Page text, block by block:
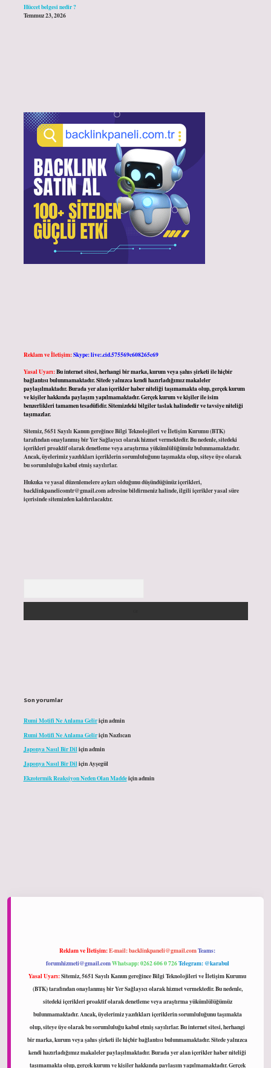
Hüccet belgesi nedir ?
Temmuz 23, 2026
Reklam ve İletişim:Skype: live:.cid.575569c608265c69
Yasal Uyarı:Bu internet sitesi, herhangi bir marka, kurum veya şahıs şirketi ile hiçbir
bağlantısı bulunmamaktadır. Sitede yalnızca kendi hazırladığımız makaleler
paylaşılmaktadır. Burada yer alan içerikler haber niteliği taşımamakta olup, gerçek kurum
ve kişiler hakkında paylaşım yapılmamaktadır. Gerçek kurum ve kişiler ile isim
benzerlikleri tamamen tesadüfidir. Sitemizdeki bilgiler taslak halindedir ve tavsiye niteliği
taşımazlar.
Sitemiz, 5651 Sayılı Kanun gereğince Bilgi Teknolojileri ve İletişim Kurumu (BTK)
tarafından onaylanmış bir Yer Sağlayıcı olarak hizmet vermektedir. Bu nedenle, sitedeki
içerikleri proaktif olarak denetleme veya araştırma yükümlülüğümüz bulunmamaktadır.
Ancak, üyelerimiz yazdıkları içeriklerin sorumluluğunu taşımakta olup, siteye üye olarak
bu sorumluluğu kabul etmiş sayılırlar.
Hukuka ve yasal düzenlemelere aykırı olduğunu düşündüğünüz içerikleri,
backlinkpanelicomtr@gmail.comadresine bildirmeniz halinde, ilgili içerikler yasal süre
içerisinde sitemizden kaldırılacaktır.
Son yorumlar
Rumi Motifi Ne Anlama Geliriçinadmin
Rumi Motifi Ne Anlama GeliriçinNazlıcan
Japonya Nasıl Bir Diliçinadmin
Japonya Nasıl Bir DiliçinAyşegül
Ekzotermik Reaksiyon Neden Olan Maddeiçinadmin
Reklam ve İletişim:E-mail:backlinkpaneli@gmail.comTeams:
forumhizmeti@gmail.comWhatsapp: 0262 606 0 726Telegram: @karabul
Yasal Uyarı:Sitemiz, 5651 Sayılı Kanun gereğince Bilgi Teknolojileri ve İletişim Kurumu
(BTK) tarafından onaylanmış bir Yer Sağlayıcı olarak hizmet vermektedir. Bu nedenle,
sitedeki içerikleri proaktif olarak denetleme veya araştırma yükümlülüğümüz
bulunmamaktadır. Ancak, üyelerimiz yazdıkları içeriklerin sorumluluğunu taşımakta
olup, siteye üye olarak bu sorumluluğu kabul etmiş sayılırlar. Bu internet sitesi, herhangi
bir marka, kurum veya şahıs şirketi ile hiçbir bağlantısı bulunmamaktadır. Sitede yalnızca
kendi hazırladığımız makaleler paylaşılmaktadır. Burada yer alan içerikler haber niteliği
taşımamakta olup, gerçek kurum ve kişiler hakkında paylaşım yapılmamaktadır. Gerçek